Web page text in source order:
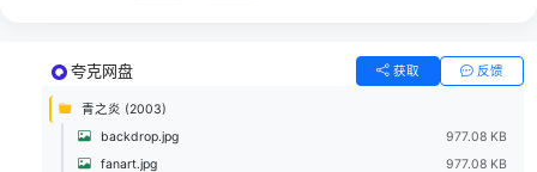
夸克网盘 获取 反馈
青之炎 (2003)
backdrop.jpg
977.08 KB
fanart.jpg
977.08 KB